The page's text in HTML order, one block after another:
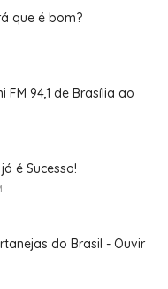
que é bom?
94,1 de Brasília ao
é Sucesso!
do Brasil - Ouvir